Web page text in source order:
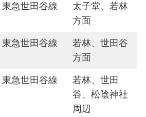
東急世田谷線
太子堂、若林
方面
東急世田谷線
若林、世田谷
方面
東急世田谷線
若林、世田
谷、松陰神社
周辺